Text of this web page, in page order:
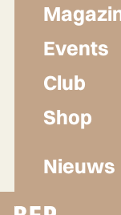
Events
Club
Shop
Nieuws